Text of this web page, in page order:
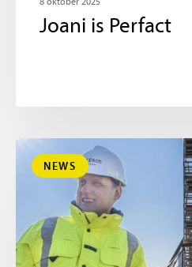
8 oktober 2025
Joani is Perfact
NEWS